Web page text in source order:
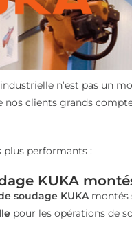
n’est pas un
nos clients grands
plus performants :
KUKA
soudage KUKAmontés
pour les opérations de